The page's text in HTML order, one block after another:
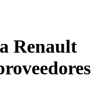
Renault